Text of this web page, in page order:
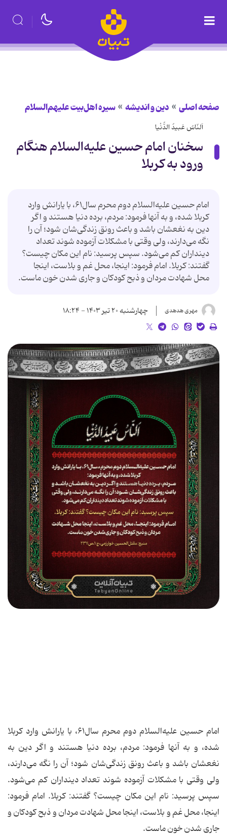
صفحه اصلی دین و اندیشه سیره اهل‌بیت علیهم‌السلام
اَلنّاسُ عَبیدُ الدُّنْیا
سخنان امام حسین علیه‌السلام هنگام
ورود به کربلا
امام حسین علیه‌السلام دوم محرم سال۶۱، با یارانش وارد
کربلا شده، و به آنها فرمود: مردم، برده دنیا هستند و اگر
دین به نغعشان باشد و باعث رونق زندگی‌شان شود؛ آن را
نگه می‌دارند، ولی وقتی با مشکلات آزموده شوند تعداد
دینداران کم می‌شود. سپس پرسید: نام این مکان چیست؟
گفتند: کربلا. امام فرمود: اینجا، محل غم و بلاست، اینجا
محل شهادت مردان و ذبح کودکان و جاری شدن خون ماست.
مهری هدهدی چهارشنبه ۲۰ تیر ۱۴۰۳ - ۱۸:۲۴
امام حسین علیه‌السلام دوم محرم سال۶۱، با یارانش وارد کربلا
شده، و به آنها فرمود: مردم، برده دنیا هستند و اگر دین به
نغعشان باشد و باعث رونق زندگی‌شان شود؛ آن را نگه می‌دارند،
ولی وقتی با مشکلات آزموده شوند تعداد دینداران کم می‌شود.
سپس پرسید: نام این مکان چیست؟ گفتند: کربلا. امام فرمود:
اینجا، محل غم و بلاست، اینجا محل شهادت مردان و ذبح کودکان و
جاری شدن خون ماست.